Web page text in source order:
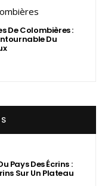
De Colombières :
Du
Pays Des Écrins :
Sur Un Plateau